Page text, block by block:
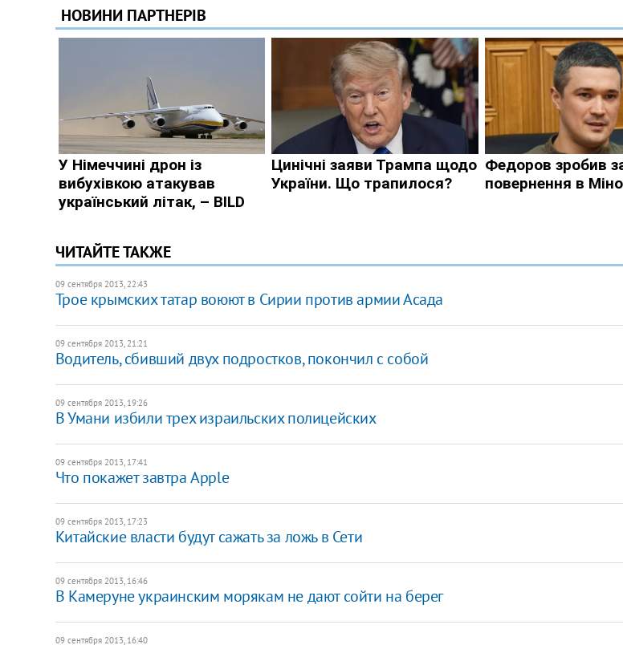
ЧИТАЙТЕ ТАКЖЕ
09 сентября 2013, 22:43
Трое крымских татар воюют в Сирии против армии Асада
09 сентября 2013, 21:21
Водитель, сбивший двух подростков, покончил с собой
09 сентября 2013, 19:26
В Умани избили трех израильских полицейских
09 сентября 2013, 17:41
Что покажет завтра Apple
09 сентября 2013, 17:23
Китайские власти будут сажать за ложь в Сети
09 сентября 2013, 16:46
В Камеруне украинским морякам не дают сойти на берег
09 сентября 2013, 16:40